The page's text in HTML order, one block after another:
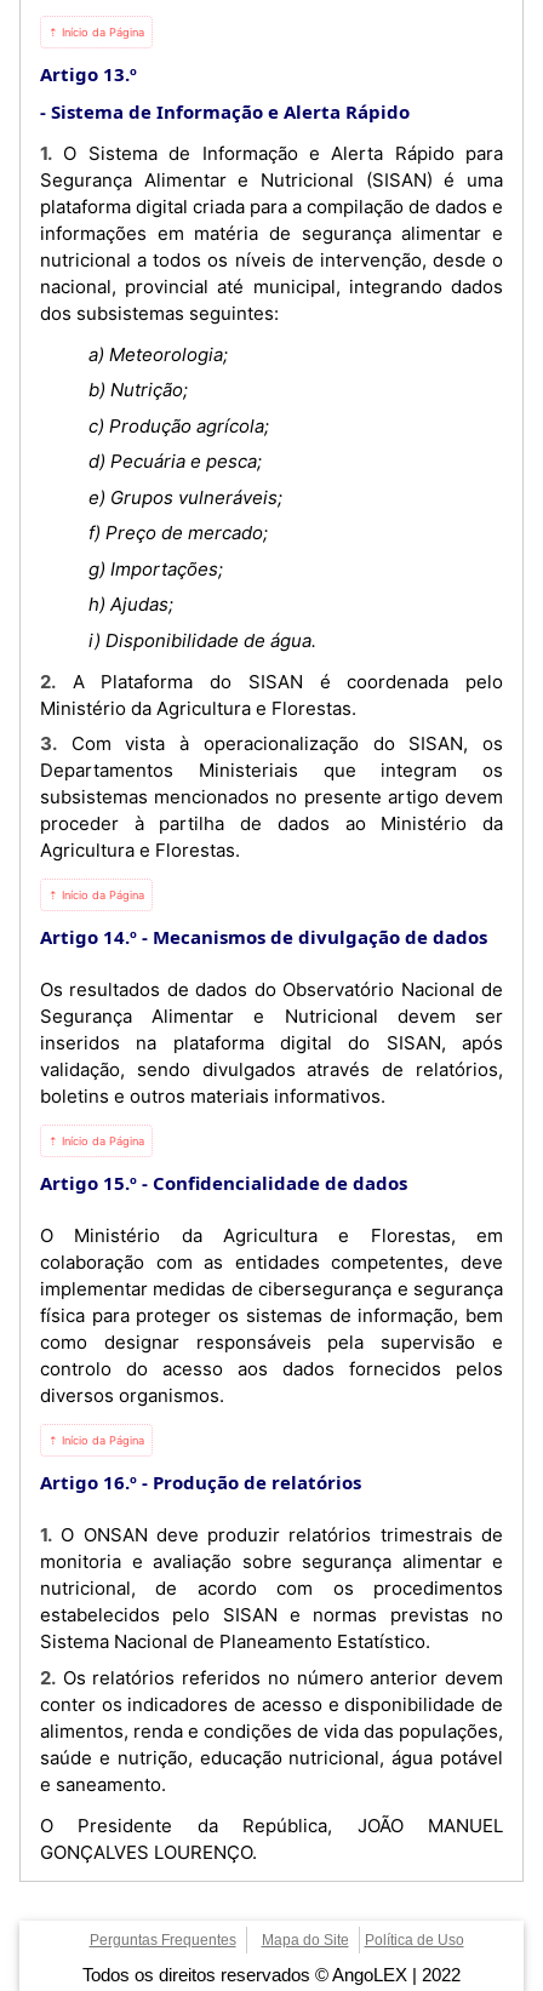
⇡ Início da Página
Artigo 13.º
Sistema de Informação e Alerta Rápido
1. O Sistema de Informação e Alerta Rápido para
Segurança Alimentar e Nutricional (SISAN) é uma
plataforma digital criada para a compilação de dados e
informações em matéria de segurança alimentar e
nutricional a todos os níveis de intervenção, desde o
nacional, provincial até municipal, integrando dados
dos subsistemas seguintes:
a) Meteorologia;
b) Nutrição;
c) Produção agrícola;
d) Pecuária e pesca;
e) Grupos vulneráveis;
f) Preço de mercado;
g) Importações;
h) Ajudas;
i) Disponibilidade de água.
2. A Plataforma do SISAN é coordenada pelo
Ministério da Agricultura e Florestas.
3. Com vista à operacionalização do SISAN, os
Departamentos Ministeriais que integram os
subsistemas mencionados no presente artigo devem
proceder à partilha de dados ao Ministério da
Agricultura e Florestas.
⇡ Início da Página
Artigo 14.º Mecanismos de divulgação de dados
Os resultados de dados do Observatório Nacional de
Segurança Alimentar e Nutricional devem ser
inseridos na plataforma digital do SISAN, após
validação, sendo divulgados através de relatórios,
boletins e outros materiais informativos.
⇡ Início da Página
Artigo 15.º Confidencialidade de dados
O Ministério da Agricultura e Florestas, em
colaboração com as entidades competentes, deve
implementar medidas de cibersegurança e segurança
física para proteger os sistemas de informação, bem
como designar responsáveis pela supervisão e
controlo do acesso aos dados fornecidos pelos
diversos organismos.
⇡ Início da Página
Artigo 16.º Produção de relatórios
1. O ONSAN deve produzir relatórios trimestrais de
monitoria e avaliação sobre segurança alimentar e
nutricional, de acordo com os procedimentos
estabelecidos pelo SISAN e normas previstas no
Sistema Nacional de Planeamento Estatístico.
2. Os relatórios referidos no número anterior devem
conter os indicadores de acesso e disponibilidade de
alimentos, renda e condições de vida das populações,
saúde e nutrição, educação nutricional, água potável
e saneamento.
O Presidente da República, JOÃO MANUEL
GONÇALVES LOURENÇO.
Perguntas Frequentes Mapa do Site Política de Uso
Todos os direitos reservados © AngoLEX | 2022